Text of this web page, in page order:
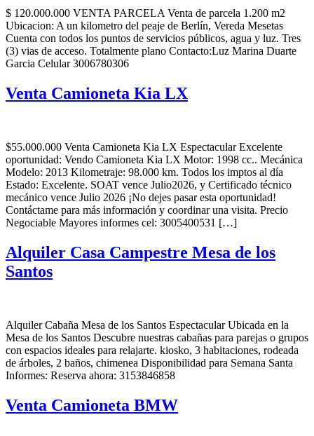
$ 120.000.000 VENTA PARCELA Venta de parcela 1.200 m2
Ubicacion: A un kilometro del peaje de Berlín, Vereda Mesetas
Cuenta con todos los puntos de servicios públicos, agua y luz. Tres
(3) vias de acceso. Totalmente plano Contacto:Luz Marina Duarte
Garcia Celular 3006780306
Venta Camioneta Kia LX
$55.000.000 Venta Camioneta Kia LX Espectacular Excelente
oportunidad: Vendo Camioneta Kia LX Motor: 1998 cc.. Mecánica
Modelo: 2013 Kilometraje: 98.000 km. Todos los imptos al día
Estado: Excelente. SOAT vence Julio2026, y Certificado técnico
mecánico vence Julio 2026 ¡No dejes pasar esta oportunidad!
Contáctame para más información y coordinar una visita. Precio
Negociable Mayores informes cel: 3005400531 […]
Alquiler Casa Campestre Mesa de los
Santos
Alquiler Cabaña Mesa de los Santos Espectacular Ubicada en la
Mesa de los Santos Descubre nuestras cabañas para parejas o grupos
con espacios ideales para relajarte. kiosko, 3 habitaciones, rodeada
de árboles, 2 baños, chimenea Disponibilidad para Semana Santa
Informes: Reserva ahora: 3153846858
Venta Camioneta BMW